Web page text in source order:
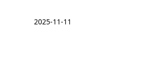
2025-11-11